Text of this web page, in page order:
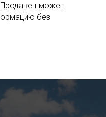
может
без